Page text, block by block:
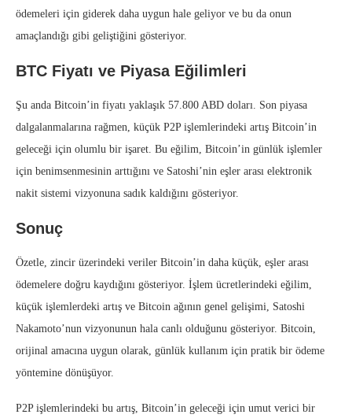
ödemeleri için giderek daha uygun hale geliyor ve bu da onun
amaçlandığı gibi geliştiğini gösteriyor.
BTC Fiyatı ve Piyasa Eğilimleri
Şu anda Bitcoin’in fiyatı yaklaşık 57.800 ABD doları. Son piyasa
dalgalanmalarına rağmen, küçük P2P işlemlerindeki artış Bitcoin’in
geleceği için olumlu bir işaret. Bu eğilim, Bitcoin’in günlük işlemler
için benimsenmesinin arttığını ve Satoshi’nin eşler arası elektronik
nakit sistemi vizyonuna sadık kaldığını gösteriyor.
Sonuç
Özetle, zincir üzerindeki veriler Bitcoin’in daha küçük, eşler arası
ödemelere doğru kaydığını gösteriyor. İşlem ücretlerindeki eğilim,
küçük işlemlerdeki artış ve Bitcoin ağının genel gelişimi, Satoshi
Nakamoto’nun vizyonunun hala canlı olduğunu gösteriyor. Bitcoin,
orijinal amacına uygun olarak, günlük kullanım için pratik bir ödeme
yöntemine dönüşüyor.
P2P işlemlerindeki bu artış, Bitcoin’in geleceği için umut verici bir